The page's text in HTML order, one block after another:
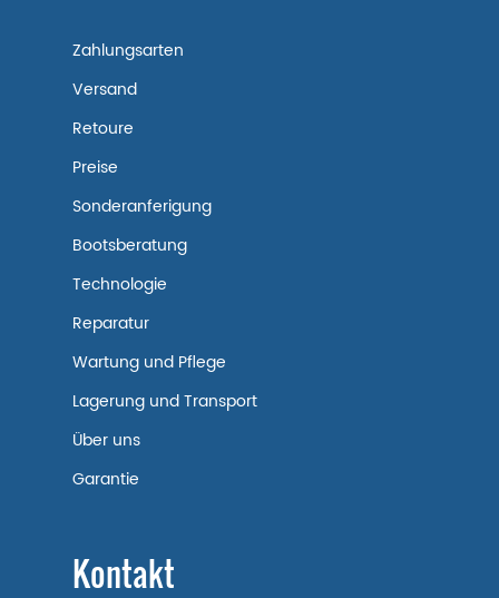
Zahlungsarten
Versand
Retoure
Preise
Sonderanferigung
Bootsberatung
Technologie
Reparatur
Wartung und Pflege
Lagerung und Transport
Über uns
Garantie
Kontakt